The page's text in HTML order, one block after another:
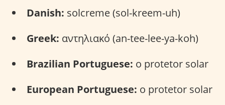
Danish: solcreme (sol-kreem-uh)
Greek: αντηλιακό (an-tee-lee-ya-koh)
Brazilian Portuguese: o protetor solar
European Portuguese: o protetor solar